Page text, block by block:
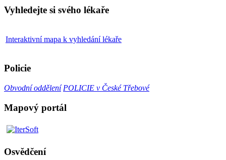
Vyhledejte si svého lékaře
Interaktivní mapa k vyhledání lékaře
Policie
Obvodní oddělení POLICIE v České Třebové
Mapový portál
Osvědčení